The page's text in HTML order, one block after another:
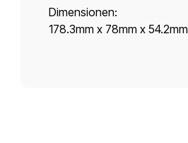
Dimensionen:
178.3mm x 78mm x 54.2mm